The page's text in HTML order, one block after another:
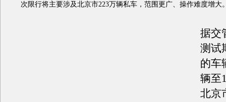
次限行将主要涉及北京市223万辆私车，范围更广、操作难度增大
据交
测试
的车
辆至
北京